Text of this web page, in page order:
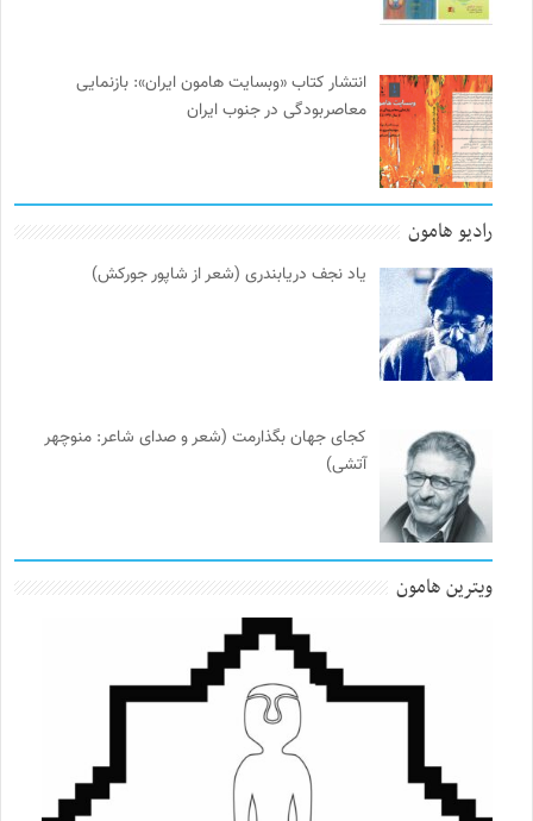
انتشار کتاب «وبسایت هامون ایران»: بازنمایی
معاصربودگی در جنوب ایران
رادیو هامون
یاد نجف دریابندری (شعر از شاپور جورکش)
کجای جهان بگذارمت (شعر و صدای شاعر: منوچهر
آتشی)
ویترین هامون